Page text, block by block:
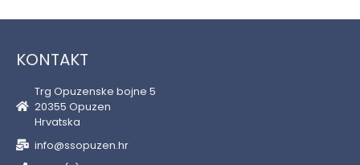
KONTAKT
Trg Opuzenske bojne 5
20355 Opuzen
Hrvatska
info@ssopuzen.hr